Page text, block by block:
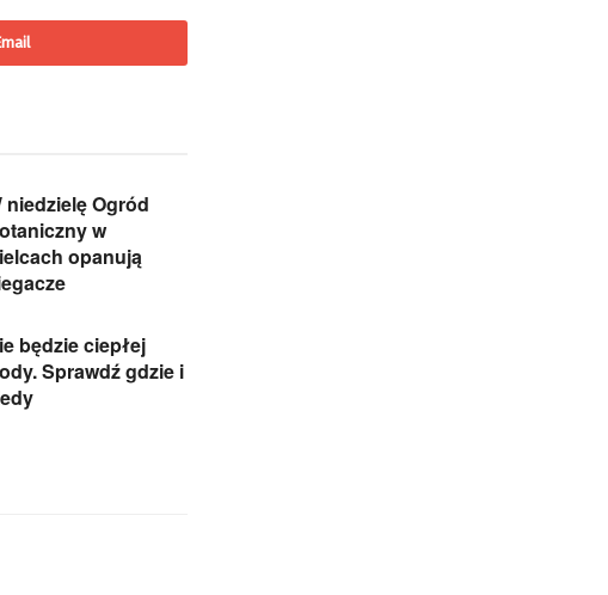
niedzielę Ogród
w
opanują
będzie ciepłej
Sprawdź gdzie i